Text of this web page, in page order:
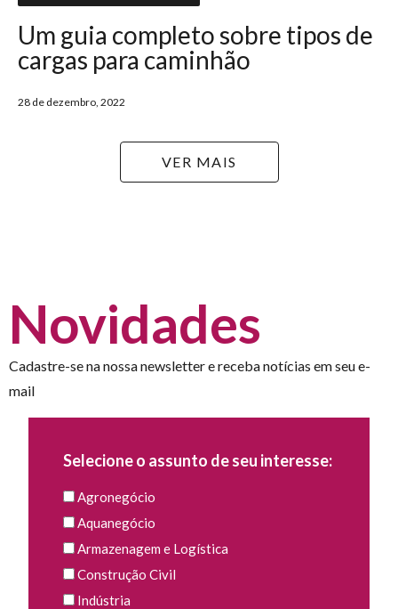
Um guia completo sobre tipos de
cargas para caminhão
28 de dezembro, 2022
VER MAIS
Novidades
Cadastre-se na nossa newsletter e receba notícias em seu e-
mail
Selecione o assunto de seu interesse:
Agronegócio
Aquanegócio
Armazenagem e Logística
Construção Civil
Indústria